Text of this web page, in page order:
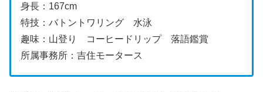
身長：167cm
特技：バトントワリング 水泳
趣味：山登り コーヒードリップ 落語鑑賞
所属事務所：吉住モータース